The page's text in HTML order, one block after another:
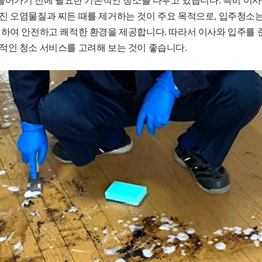
오염물질과 찌든 때를 제거하는 것이 주요 목적으로, 입주청소
여 안전하고 쾌적한 환경을 제공합니다. 따라서 이사와 입주를
인 청소 서비스를 고려해 보는 것이 좋습니다.